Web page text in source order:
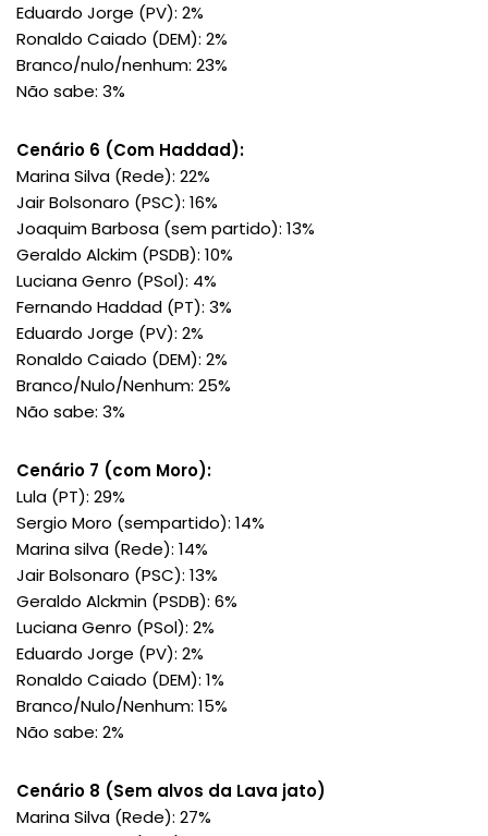
Eduardo Jorge (PV): 2%
Ronaldo Caiado (DEM): 2%
Branco/nulo/nenhum: 23%
Não sabe: 3%
Cenário 6 (Com Haddad):
Marina Silva (Rede): 22%
Jair Bolsonaro (PSC): 16%
Joaquim Barbosa (sem partido): 13%
Geraldo Alckim (PSDB): 10%
Luciana Genro (PSol): 4%
Fernando Haddad (PT): 3%
Eduardo Jorge (PV): 2%
Ronaldo Caiado (DEM): 2%
Branco/Nulo/Nenhum: 25%
Não sabe: 3%
Cenário 7 (com Moro):
Lula (PT): 29%
Sergio Moro (sempartido): 14%
Marina silva (Rede): 14%
Jair Bolsonaro (PSC): 13%
Geraldo Alckmin (PSDB): 6%
Luciana Genro (PSol): 2%
Eduardo Jorge (PV): 2%
Ronaldo Caiado (DEM): 1%
Branco/Nulo/Nenhum: 15%
Não sabe: 2%
Cenário 8 (Sem alvos da Lava jato)
Marina Silva (Rede): 27%